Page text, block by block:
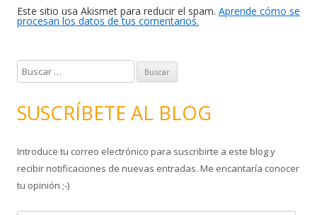
Este sitio usa Akismet para reducir el spam. Aprende cómo se
procesan los datos de tus comentarios.
u
c
r
:
SUSCRÍBETE AL BLOG
Introduce tu correo electrónico para suscribirte a este blog y
recibir notificaciones de nuevas entradas. Me encantaría conocer
tu opinión ;-)